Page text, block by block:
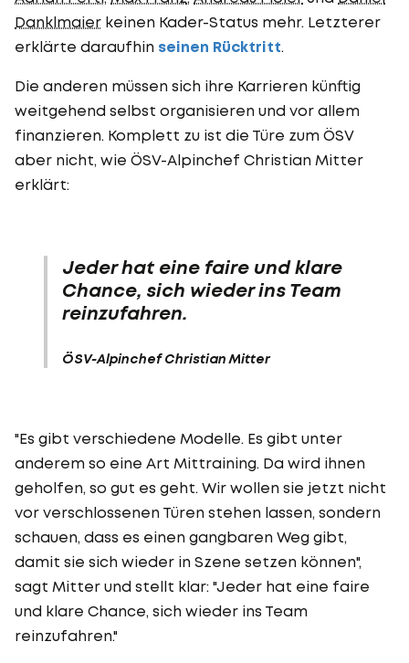
Danklmaier keinen Kader-Status mehr. Letzterer
erklärte daraufhin seinen Rücktritt.
Die anderen müssen sich ihre Karrieren künftig
weitgehend selbst organisieren und vor allem
finanzieren. Komplett zu ist die Türe zum ÖSV
aber nicht, wie ÖSV-Alpinchef Christian Mitter
erklärt:
Jeder hat eine faire und klare
Chance, sich wieder ins Team
reinzufahren.
ÖSV-Alpinchef Christian Mitter
"Es gibt verschiedene Modelle. Es gibt unter
anderem so eine Art Mittraining. Da wird ihnen
geholfen, so gut es geht. Wir wollen sie jetzt nicht
vor verschlossenen Türen stehen lassen, sondern
schauen, dass es einen gangbaren Weg gibt,
damit sie sich wieder in Szene setzen können",
sagt Mitter und stellt klar: "Jeder hat eine faire
und klare Chance, sich wieder ins Team
reinzufahren."